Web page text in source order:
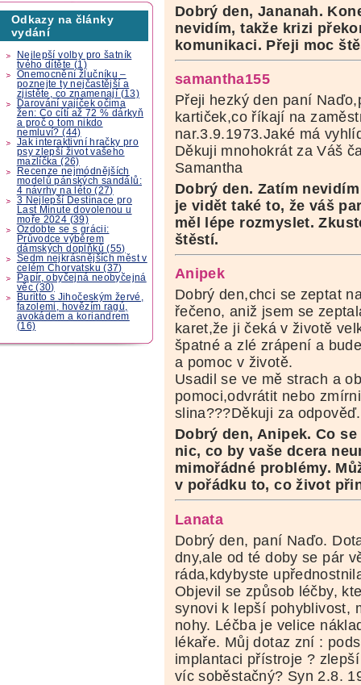
Odkazy na články
vydání
Nejlepší volby pro šatník
tvého dítěte (1)
Onemocnění žlučníku –
poznejte ty nejčastější a
zjistěte, co znamenají (13)
Darování vajíček očima
žen: Co cítí až 72 % dárkyň
a proč o tom nikdo
nemluví? (44)
Jak interaktivní hračky pro
psy zlepší život vašeho
mazlíčka (26)
Recenze nejmódnějších
modelů pánských sandálů:
4 návrhy na léto (27)
3 Nejlepší Destinace pro
Last Minute dovolenou u
moře 2024 (39)
Ozdobte se s grácii:
Průvodce výběrem
dámských doplňků (55)
Sedm nejkrásnějších měst v
celém Chorvatsku (37)
Papír, obyčejná neobyčejná
věc (30)
Buritto s Jihočeským žervé,
fazolemi, hovězím ragú,
avokádem a koriandrem
(16)
Dobrý den, Jananah.
nevidím, takže krizi
komunikaci. Přeji moc
samantha155
Přeji hezký den paní
kartiček,co říkají na
nar.3.9.1973.Jaké má
Děkuji mnohokrát za Váš
Samantha
Dobrý den. Zatím
je vidět také to, že váš
měl lépe rozmyslet.
štěstí.
Anipek
Dobrý den,chci se zeptat
řečeno, aniž jsem se
karet,že ji čeká v životě
špatné a zlé zrápení a
a pomoc v životě.
Usadil se ve mě strach a
pomoci,odvrátit nebo
slina???Děkuji za odpověď.
Dobrý den, Anipek. Co
nic, co by vaše dcera
mimořádné problémy.
v pořádku to, co život
Lanata
Dobrý den, paní Naďo.
dny,ale od té doby se pár
ráda,kdybyste
Objevil se způsob léčby,
synovi k lepší pohyblivost,
nohy. Léčba je velice
lékaře. Můj dotaz zní :
implantaci přístroje ?
víc soběstačný? Syn 2.8.